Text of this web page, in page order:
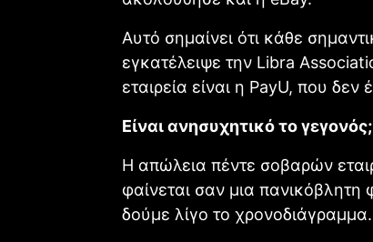
Αυτό σημαίνει ότι κάθε
εγκατέλειψε την Libra
εταιρεία είναι η PayU, που δεν
Είναι ανησυχητικό το γεγονός;
Η απώλεια πέντε σοβαρών
φαίνεται σαν μια πανικόβλητη
δούμε λίγο το χρονοδιάγραμμα.